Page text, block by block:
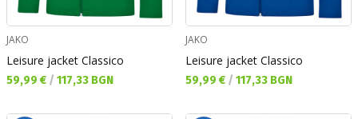
JAKO
Leisure jacket Classico
Текуща цена:
59,99 € / 117,33 BGN
JAKO
Leisure jacket Classico
Текуща цена:
59,99 € / 117,33 BGN